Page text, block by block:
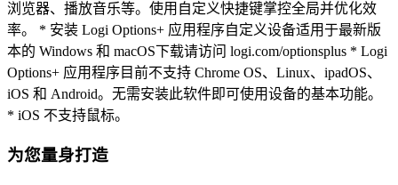
浏览器、播放音乐等。使用自定义快捷键掌控全局并优化效
率。 * 安装 Logi Options+ 应用程序自定义设备适用于最新版
本的 Windows 和 macOS下载请访问 logi.com/optionsplus * Logi
Options+ 应用程序目前不支持 Chrome OS、Linux、ipadOS、
iOS 和 Android。无需安装此软件即可使用设备的基本功能。
* iOS 不支持鼠标。
为您量身打造